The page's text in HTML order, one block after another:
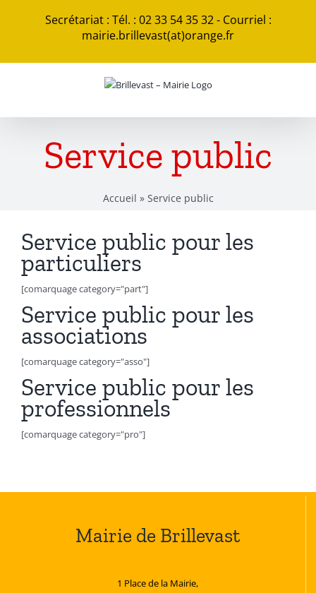
Secrétariat : Tél. : 02 33 54 35 32 - Courriel :
mairie.brillevast(at)orange.fr
Service public
Accueil » Service public
Service public pour les
particuliers
[comarquage category="part"]
Service public pour les
associations
[comarquage category="asso"]
Service public pour les
professionnels
[comarquage category="pro"]
Mairie de Brillevast
1 Place de la Mairie,